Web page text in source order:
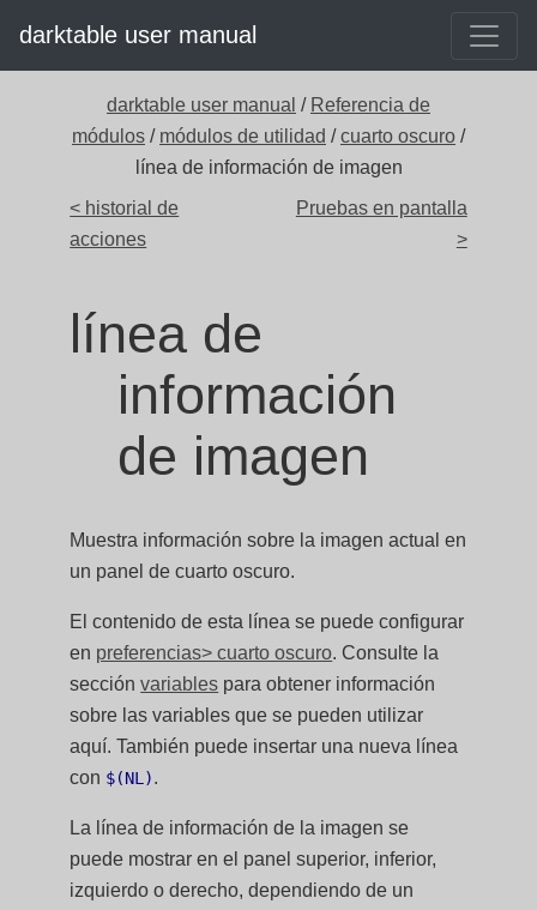
darktable user manual
darktable user manual / Referencia de
módulos / módulos de utilidad /cuarto oscuro /
línea de información de imagen
< historial de
acciones
Pruebas en pantalla
>
línea de
información
de imagen
Muestra información sobre la imagen actual en
un panel de cuarto oscuro.
El contenido de esta línea se puede configurar
en preferencias> cuarto oscuro. Consulte la
secciónvariables para obtener información
sobre las variables que se pueden utilizar
aquí. También puede insertar una nueva línea
con $(NL).
La línea de información de la imagen se
puede mostrar en el panel superior, inferior,
izquierdo o derecho, dependiendo de un